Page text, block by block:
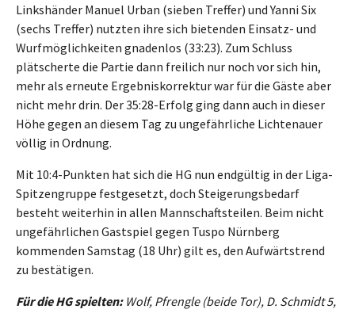
Linkshänder Manuel Urban (sieben Treffer) und Yanni Six
(sechs Treffer) nutzten ihre sich bietenden Einsatz- und
Wurfmöglichkeiten gnadenlos (33:23). Zum Schluss
plätscherte die Partie dann freilich nur noch vor sich hin,
mehr als erneute Ergebniskorrektur war für die Gäste aber
nicht mehr drin. Der 35:28-Erfolg ging dann auch in dieser
Höhe gegen an diesem Tag zu ungefährliche Lichtenauer
völlig in Ordnung.
Mit 10:4-Punkten hat sich die HG nun endgültig in der Liga-
Spitzengruppe festgesetzt, doch Steigerungsbedarf
besteht weiterhin in allen Mannschaftsteilen. Beim nicht
ungefährlichen Gastspiel gegen Tuspo Nürnberg
kommenden Samstag (18 Uhr) gilt es, den Aufwärtstrend
zu bestätigen.
Für die HG spielten:Wolf, Pfrengle (beide Tor), D. Schmidt 5,